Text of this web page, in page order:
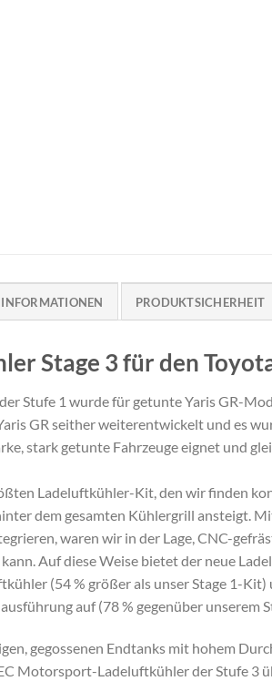
PRODUKTSICHERHEIT
Stage 3 für den
Stufe 1 wurde für getunte Yaris GR-
GR seither weiterentwickelt und es
stark getunte Fahrzeuge eignet und
Ladeluftkühler-Kit, den wir finden
dem gesamten Kühlergrill ansteigt.
waren wir in der Lage, CNC-
Auf diese Weise bietet der neue
(54 % größer als unser Stage 1-
auf (78 % gegenüber
gegossenen Endtanks mit hohem
Motorsport-Ladeluftkühler der Stufe 3